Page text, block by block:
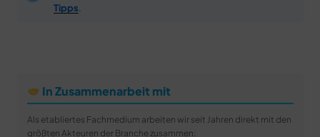
Tipps
In Zusammenarbeit mit
Als etabliertes Fachmedium arbeiten wir seit Jahren direkt mit den
größten Akteuren der Branche zusammen: